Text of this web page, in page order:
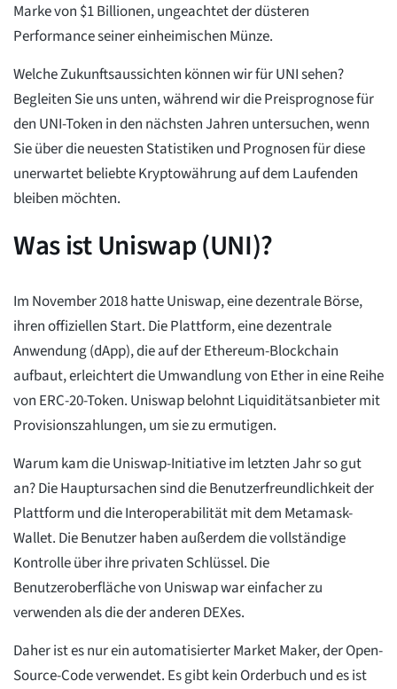
Marke von $1 Billionen, ungeachtet der düsteren
Performance seiner einheimischen Münze.
Welche Zukunftsaussichten können wir für UNI sehen?
Begleiten Sie uns unten, während wir die Preisprognose für
den UNI-Token in den nächsten Jahren untersuchen, wenn
Sie über die neuesten Statistiken und Prognosen für diese
unerwartet beliebte Kryptowährung auf dem Laufenden
bleiben möchten.
Was ist Uniswap (UNI)?
Im November 2018 hatte Uniswap, eine dezentrale Börse,
ihren offiziellen Start. Die Plattform, eine dezentrale
Anwendung (dApp), die auf der Ethereum-Blockchain
aufbaut, erleichtert die Umwandlung von Ether in eine Reihe
von ERC-20-Token. Uniswap belohnt Liquiditätsanbieter mit
Provisionszahlungen, um sie zu ermutigen.
Warum kam die Uniswap-Initiative im letzten Jahr so gut
an? Die Hauptursachen sind die Benutzerfreundlichkeit der
Plattform und die Interoperabilität mit dem Metamask-
Wallet. Die Benutzer haben außerdem die vollständige
Kontrolle über ihre privaten Schlüssel. Die
Benutzeroberfläche von Uniswap war einfacher zu
verwenden als die der anderen DEXes.
Daher ist es nur ein automatisierter Market Maker, der Open-
Source-Code verwendet. Es gibt kein Orderbuch und es ist